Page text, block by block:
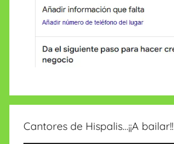
Cantores de Hispalis…¡¡A bailar!!